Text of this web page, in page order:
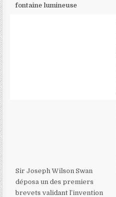
fontaine lumineuse
Sir Joseph Wilson Swan
déposa un des premiers
brevets validant l’invention